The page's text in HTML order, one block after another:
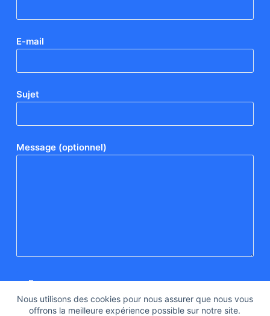
Nous utilisons des cookies pour nous assurer que nous vous
offrons la meilleure expérience possible sur notre site.
E-mail
Sujet
Message (optionnel)